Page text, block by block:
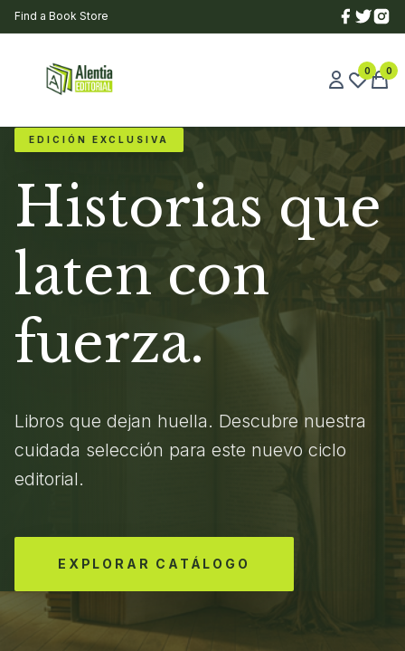
Find a Book Store
0 0
EDICIÓN EXCLUSIVA
Historias que
laten con
fuerza.
Libros que dejan huella. Descubre nuestra
cuidada selección para este nuevo ciclo
editorial.
EXPLORAR CATÁLOGO